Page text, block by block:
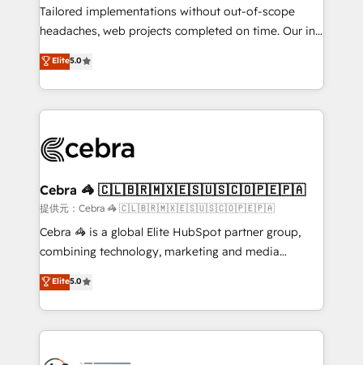
HubSpot Partner since 2012 • 2022 EMEA Impact
Award: Best Integration • 150+ successful HubSpot
technology for integrations • Multilingual team:
English, Spanish, Portuguese & Italian 👉 Grow
Tailored implementations without out-of-scope
headaches, web projects completed on time. Our in-
house team of certified CRM architects, experts,
developers, designers, and marketers handles all
aspects of your HubSpot. ✨ 400+ global clients ✨
100+ seamless migrations from 15+ different CRMs
implementations, and 5,000+ pages ✨ CS: Clients
CS: 245% organic growth & +751% new visitors for a
full-funnel HubSpot project ✨ CS: 415% conversion
boost with a new HubSpot site Recognized leaders:
🏆 HubSpot Platform Migration Impact Award 🏆
Inbound Campaign of the Year 🏆 Gold AVA Digital
Award for Best Website 🌟 Accreditations: CRM
Elite5.0
Cebra 🦓 🇨🇱🇧🇷🇲🇽🇪🇸🇺🇸🇨🇴🇵🇪🇵🇦
提供元：Cebra 🦓 🇨🇱🇧🇷🇲🇽🇪🇸🇺🇸🇨🇴🇵🇪🇵🇦
Cebra 🦓 is a global Elite HubSpot partner group,
combining technology, marketing and media
expertise across Latin America and Southern
Europe, with teams across 7 countries. Born in Chile,
we combine local insight with international reach to
help businesses grow through technology, creativity,
Elite5.0